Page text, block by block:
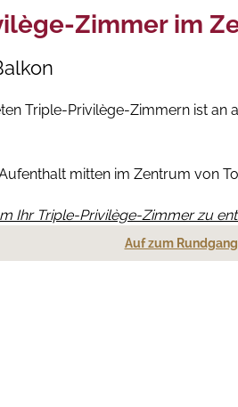
Zimmer im
Triple-Privilège-Zimmern ist an
mitten im Zentrum von
Ihr Triple-Privilège-Zimmer zu
Auf zum